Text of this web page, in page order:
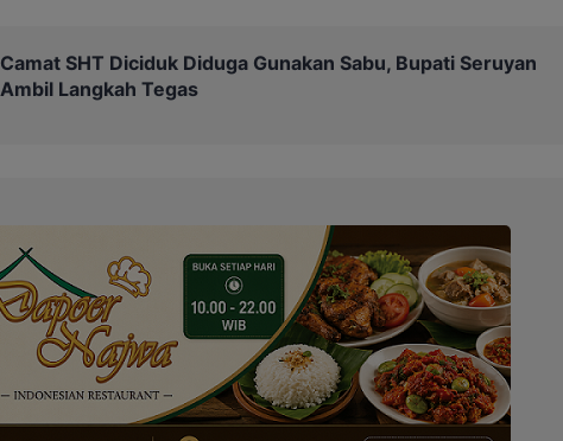
Camat SHT Diciduk Diduga Gunakan Sabu, Bupati Seruyan
Ambil Langkah Tegas